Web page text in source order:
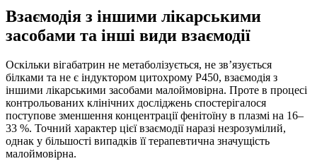
Взаємодія з іншими лікарськими
засобами та інші види взаємодії
Оскільки вігабатрин не метаболізується, не зв’язується
білками та не є індуктором цитохрому P450, взаємодія з
іншими лікарськими засобами малоймовірна. Проте в процесі
контрольованих клінічних досліджень спостерігалося
поступове зменшення концентрації фенітоїну в плазмі на 16–
33 %. Точний характер цієї взаємодії наразі незрозумілий,
однак у більшості випадків її терапевтична значущість
малоймовірна.